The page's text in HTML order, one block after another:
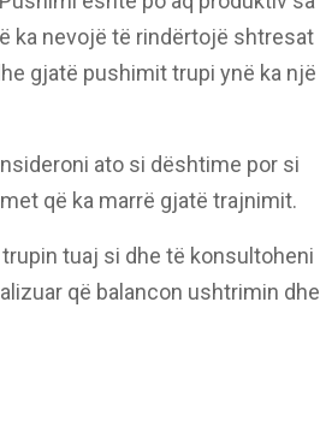
ka nevojë të rindërtojë shtresat
gjatë pushimit trupi ynë ka një
ato si dështime por si
që ka marrë gjatë trajnimit.
tuaj si dhe të konsultoheni
që balancon ushtrimin dhe